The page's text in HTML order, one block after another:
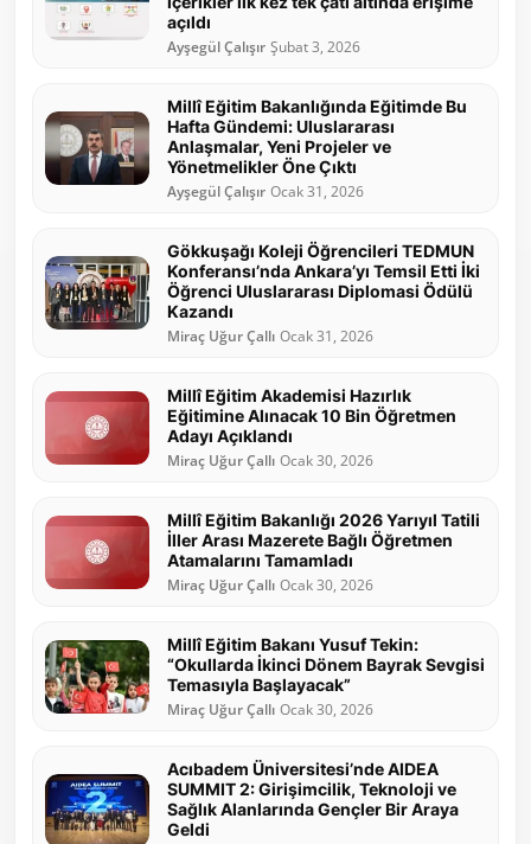
açıldı
Ayşegül Çalışır Şubat 3, 2026
Millî Eğitim Bakanlığında Eğitimde Bu
Hafta Gündemi: Uluslararası
Anlaşmalar, Yeni Projeler ve
Yönetmelikler Öne Çıktı
Ayşegül Çalışır Ocak 31, 2026
Gökkuşağı Koleji Öğrencileri TEDMUN
Konferansı’nda Ankara’yı Temsil Etti İki
Öğrenci Uluslararası Diplomasi Ödülü
Kazandı
Miraç Uğur Çallı Ocak 31, 2026
Millî Eğitim Akademisi Hazırlık
Eğitimine Alınacak 10 Bin Öğretmen
Adayı Açıklandı
Miraç Uğur Çallı Ocak 30, 2026
Millî Eğitim Bakanlığı 2026 Yarıyıl Tatili
İller Arası Mazerete Bağlı Öğretmen
Atamalarını Tamamladı
Miraç Uğur Çallı Ocak 30, 2026
Millî Eğitim Bakanı Yusuf Tekin:
“Okullarda İkinci Dönem Bayrak Sevgisi
Temasıyla Başlayacak”
Miraç Uğur Çallı Ocak 30, 2026
Acıbadem Üniversitesi’nde AIDEA
SUMMIT 2: Girişimcilik, Teknoloji ve
Sağlık Alanlarında Gençler Bir Araya
Geldi